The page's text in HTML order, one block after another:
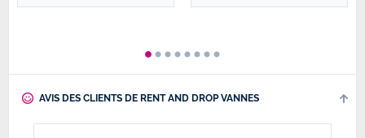
AVIS DES CLIENTS DE RENT AND DROP VANNES